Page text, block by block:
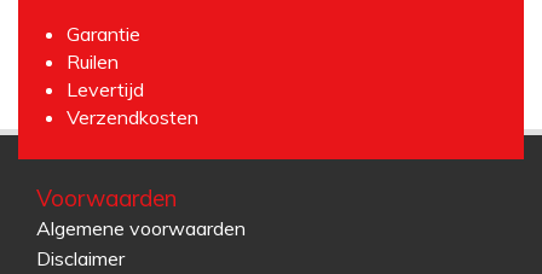
Garantie
Ruilen
Levertijd
Verzendkosten
Voorwaarden
Algemene voorwaarden
Disclaimer